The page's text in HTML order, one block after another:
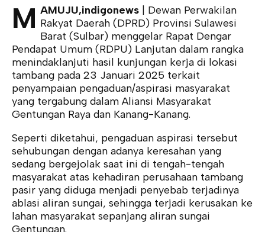
M AMUJU,indigonews | Dewan Perwakilan
Rakyat Daerah (DPRD) Provinsi Sulawesi
Barat (Sulbar) menggelar Rapat Dengar
Pendapat Umum (RDPU) Lanjutan dalam rangka
menindaklanjuti hasil kunjungan kerja di lokasi
tambang pada 23 Januari 2025 terkait
penyampaian pengaduan/aspirasi masyarakat
yang tergabung dalam Aliansi Masyarakat
Gentungan Raya dan Kanang-Kanang.
Seperti diketahui, pengaduan aspirasi tersebut
sehubungan dengan adanya keresahan yang
sedang bergejolak saat ini di tengah-tengah
masyarakat atas kehadiran perusahaan tambang
pasir yang diduga menjadi penyebab terjadinya
ablasi aliran sungai, sehingga terjadi kerusakan ke
lahan masyarakat sepanjang aliran sungai
Gentungan.